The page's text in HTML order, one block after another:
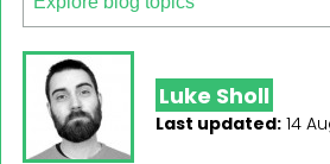
Luke Sholl
Last updated: 14